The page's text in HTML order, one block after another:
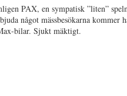
PAX, en sympatisk ”liten”
något mässbesökarna
bilar. Sjukt mäktigt.